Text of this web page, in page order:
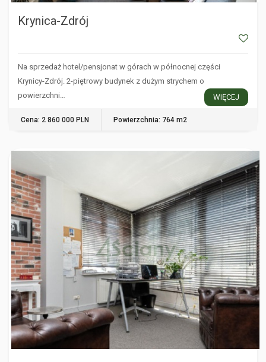
Krynica-Zdrój
Na sprzedaż hotel/pensjonat w górach w północnej części
Krynicy-Zdrój. 2-piętrowy budynek z dużym strychem o
powierzchni…
WIĘCEJ
Cena: 2 860 000 PLN Powierzchnia: 764 m2